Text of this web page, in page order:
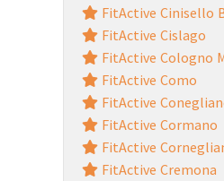
FitActive Cinisello
FitActive Cislago
FitActive Cologno
FitActive Como
FitActive
FitActive Cormano
FitActive
FitActive Cremona